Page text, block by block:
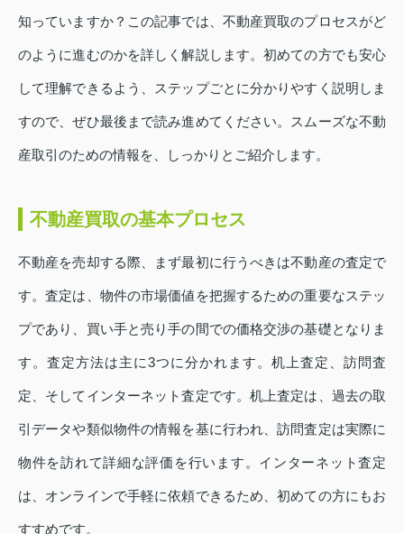
知っていますか？この記事では、不動産買取のプロセスがど
のように進むのかを詳しく解説します。初めての方でも安心
して理解できるよう、ステップごとに分かりやすく説明しま
すので、ぜひ最後まで読み進めてください。スムーズな不動
産取引のための情報を、しっかりとご紹介します。
不動産買取の基本プロセス
不動産を売却する際、まず最初に行うべきは不動産の査定で
す。査定は、物件の市場価値を把握するための重要なステッ
プであり、買い手と売り手の間での価格交渉の基礎となりま
す。査定方法は主に3つに分かれます。机上査定、訪問査
定、そしてインターネット査定です。机上査定は、過去の取
引データや類似物件の情報を基に行われ、訪問査定は実際に
物件を訪れて詳細な評価を行います。インターネット査定
は、オンラインで手軽に依頼できるため、初めての方にもお
すすめです。